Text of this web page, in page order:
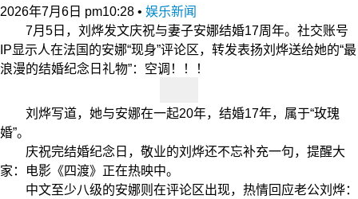
2026年7月6日 pm10:28 • 娱乐新闻
7月5日，刘烨发文庆祝与妻子安娜结婚17周年。社交账号
IP显示人在法国的安娜“现身”评论区，转发表扬刘烨送给她的“最
浪漫的结婚纪念日礼物”：空调！！！
刘烨写道，她与安娜在一起20年，结婚17年，属于“玫瑰
婚”。
庆祝完结婚纪念日，敬业的刘烨还不忘补充一句，提醒大
家：电影《四渡》正在热映中。
中文至少八级的安娜则在评论区出现，热情回应老公刘烨：